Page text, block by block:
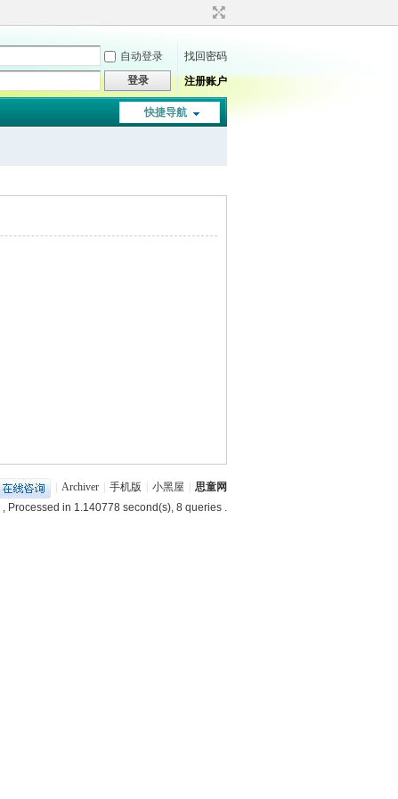
自动登录
找回密码
登录 注册账户
快捷导航
Archiver 手机版 小黑屋
思童网
, Processed in 1.140778 second(s), 8 queries .